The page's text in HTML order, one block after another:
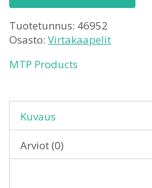
Tuotetunnus: 46952
Osasto: Virtakaapelit
MTP Products
Kuvaus
Arviot (0)